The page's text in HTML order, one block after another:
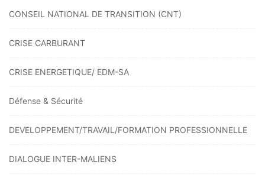
CONSEIL NATIONAL DE TRANSITION (CNT)
CRISE CARBURANT
CRISE ENERGETIQUE/ EDM-SA
Défense & Sécurité
DEVELOPPEMENT/TRAVAIL/FORMATION PROFESSIONNELLE
DIALOGUE INTER-MALIENS